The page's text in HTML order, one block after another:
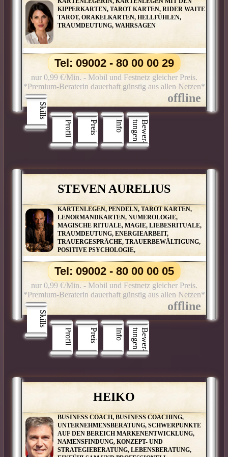
KIPPERKARTEN, TAROT KARTEN, RIDER WAITE
TAROT, ORAKELKARTEN, HELLFÜHLEN,
TRAUMDEUTUNG, WAHRSAGEN
Skills
Profil
Preis Info B
e
w
e
r
­
t
u
n
g
e
n
Tel: 09002 - 80 00 00 29
nur 0,99 €/Min. - Mobil und Festnetz gleicher Preis.
*Premium-Beraterin dauerhaft günstig aus allen Netzen*
STEVEN AURELIUS
KARTENLEGEN, PENDELN, TAROT KARTEN,
LENORMANDKARTEN, NUMEROLOGIE,
MAGISCHE RITUALE, MAGIE, LIEBESRITUALE,
TRAUMDEUTUNG, ENERGIEARBEIT,
TRAUERGESPRÄCHE, TRAUERBEWÄLTIGUNG,
POSITIVE PSYCHOLOGIE,
Skills
Profil
Preis Info B
e
w
e
r
­
t
u
n
g
e
n
Tel: 09002 - 80 00 00 05
nur 0,99 €/Min. - Mobil und Festnetz gleicher Preis.
*Premium-Beraterin dauerhaft günstig aus allen Netzen*
HEIKO
BUSINESS COACH, BUSINESS COACHING,
UNTERNEHMENSBERATUNG, SCHWERPUNKTE
AUF DEN BEREICH MARKENENTWICKLUNG,
NAMENSFINDUNG, KONZEPT- UND
STRATEGIEBERATUNG, LEBENSBERATUNG,